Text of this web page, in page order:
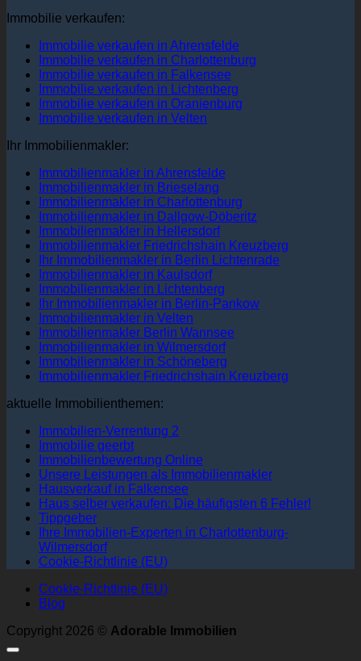
Immobilie verkaufen:
Immobilie verkaufen in Ahrensfelde
Immobilie verkaufen in Charlottenburg
Immobilie verkaufen in Falkensee
Immobilie verkaufen in Lichtenberg
Immobilie verkaufen in Oranienburg
Immobilie verkaufen in Velten
Ihr Immobilienmakler:
Immobilienmakler in Ahrensfelde
Immobilienmakler in Brieselang
Immobilienmakler in Charlottenburg
Immobilienmakler in Dallgow-Döberitz
Immobilienmakler in Hellersdorf
Immobilienmakler Friedrichshain Kreuzberg
Ihr Immobilienmakler in Berlin Lichtenrade
Immobilienmakler in Kaulsdorf
Immobilienmakler in Lichtenberg
Ihr Immobilienmakler in Berlin-Pankow
Immobilienmakler in Velten
Immobilienmakler Berlin Wannsee
Immobilienmakler in Wilmersdorf
Immobilienmakler in Schöneberg
Immobilienmakler Friedrichshain Kreuzberg
aktuelle Immobilienthemen:
Immobilien-Verrentung 2
Immobilie geerbt
Immobilienbewertung Online
Unsere Leistungen als Immobilienmakler
Hausverkauf in Falkensee
Haus selber verkaufen: Die häufigsten 6 Fehler!
Tippgeber
Ihre Immobilien-Experten in Charlottenburg-
Wilmersdorf
Cookie-Richtlinie (EU)
Cookie-Richtlinie (EU)
Blog
Copyright 2026 © Adorable Immobilien